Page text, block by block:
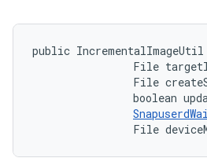
public
File
File
boolean
File